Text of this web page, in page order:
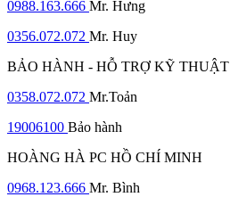
0988.163.666 Mr. Hưng
0356.072.072 Mr. Huy
BẢO HÀNH - HỖ TRỢ KỸ THUẬT
0358.072.072 Mr.Toản
19006100 Bảo hành
HOÀNG HÀ PC HỒ CHÍ MINH
0968.123.666 Mr. Bình